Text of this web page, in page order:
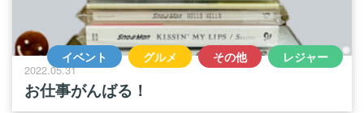
2022.05.31
お仕事がんばる！
イベント グルメ その他 レジャー